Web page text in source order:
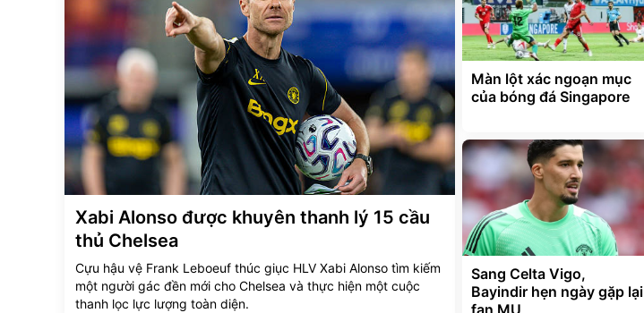
Xabi Alonso được khuyên thanh lý 15 cầu
thủ Chelsea
Cựu hậu vệ Frank Leboeuf thúc giục HLV Xabi Alonso tìm kiếm
một người gác đền mới cho Chelsea và thực hiện một cuộc
thanh lọc lực lượng toàn diện.
Màn lột xác ngoạn mục
của bóng đá Singapore
Sang Celta Vigo,
Bayindir hẹn ngày gặp lại